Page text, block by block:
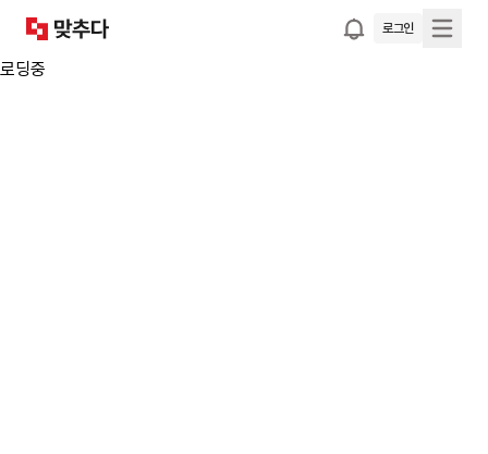
로그인
로딩중